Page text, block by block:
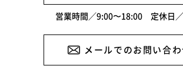
2024年2月
2024年1月
2023年12月
営業時間／9:00〜18:00 定休日
メールでのお問い合わ